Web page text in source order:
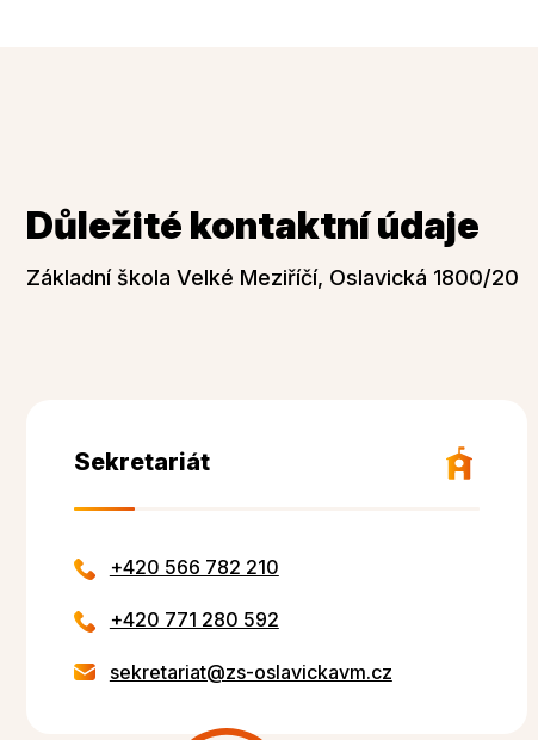
Důležité kontaktní údaje
Základní škola Velké Meziříčí, Oslavická 1800/20
Sekretariát
+420 566 782 210
+420 771 280 592
sekretariat@zs-oslavickavm.cz